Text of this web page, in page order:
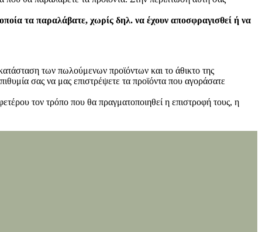
τα παραλάβατε, χωρίς δηλ. να έχουν αποσφραγισθεί ή να
των πωλούμενων προϊόντων και το άθικτο της
σας να μας επιστρέψετε τα προϊόντα που αγοράσατε
τον τρόπο που θα πραγματοποιηθεί η επιστροφή τους, η